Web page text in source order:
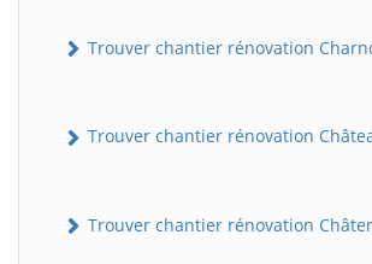
Trouver chantier rénovation
Trouver chantier rénovation
Trouver chantier rénovation